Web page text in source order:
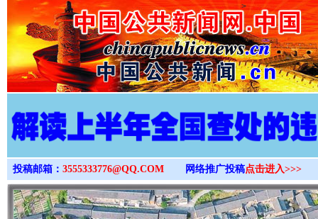
>
投稿邮箱： 3555333776@QQ.COM 网络推广投稿点击进入>>>